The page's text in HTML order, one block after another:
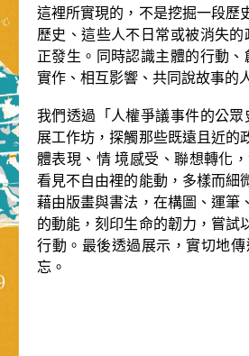
這裡所實現的，不是挖掘一段歷
歷史、這些人不日常或被消失
正發生。同時認識主體的行動
實作、相互影響、共同說故事的
我們透過「人權爭議事件的公
展工作坊，探觸那些既遠且近的
體表現、情 境感受、聯想轉化
看見不自由裡的能動，多樣而細
藉由版畫與書法，在構圖、運筆
的動能，刻印生命的韌力，嘗試
行動。最後透過展示，實切地
忘。